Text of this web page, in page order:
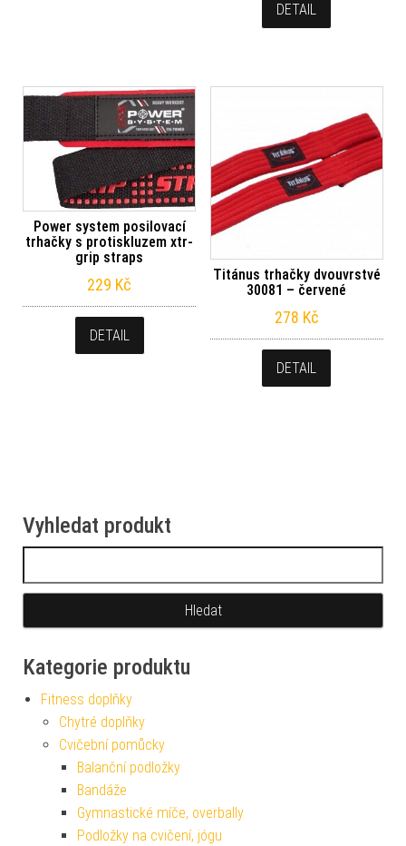
DETAIL
Power system posilovací
trhačky s protiskluzem xtr-
grip straps
229 Kč
DETAIL
Titánus trhačky dvouvrstvé
30081 – červené
278 Kč
DETAIL
Vyhledat produkt
Kategorie produktu
Fitness doplňky
Chytré doplňky
Cvičební pomůcky
Balanční podložky
Bandáže
Gymnastické míče, overbally
Podložky na cvičení, jógu